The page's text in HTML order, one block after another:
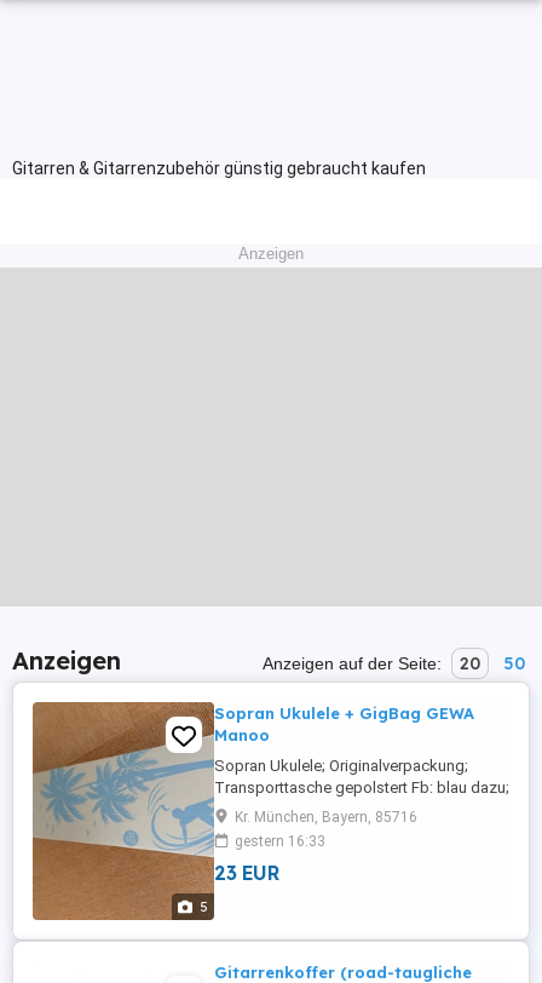
Gitarren & Gitarrenzubehör günstig gebraucht kaufen
Anzeigen
Anzeigen Anzeigen auf der Seite: 20 50
5
Sopran Ukulele + GigBag GEWA
Manoo
Sopran Ukulele; Originalverpackung;
Transporttasche gepolstert Fb: blau dazu;
Neu und ungebraucht;
Kr. München, Bayern, 85716
gestern 16:33
23 EUR
Gitarrenkoffer (road-taugliche